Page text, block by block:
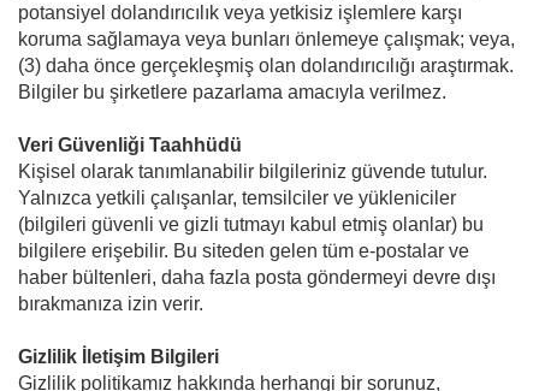
potansiyel dolandırıcılık veya yetkisiz işlemlere karşı
koruma sağlamaya veya bunları önlemeye çalışmak; veya,
(3) daha önce gerçekleşmiş olan dolandırıcılığı araştırmak.
Bilgiler bu şirketlere pazarlama amacıyla verilmez.
Veri Güvenliği Taahhüdü
Kişisel olarak tanımlanabilir bilgileriniz güvende tutulur.
Yalnızca yetkili çalışanlar, temsilciler ve yükleniciler
(bilgileri güvenli ve gizli tutmayı kabul etmiş olanlar) bu
bilgilere erişebilir. Bu siteden gelen tüm e-postalar ve
haber bültenleri, daha fazla posta göndermeyi devre dışı
bırakmanıza izin verir.
Gizlilik İletişim Bilgileri
Gizlilik politikamız hakkında herhangi bir sorunuz,